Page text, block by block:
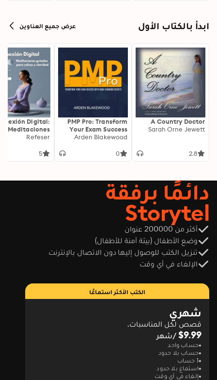
ابدأ بالكتاب الأول عرض جميع العناوين
A Country Doctor
Sarah Orne Jewett
2.8
PMP Pro: Transform
Your Exam Success
with Game-Changing
PMP exam results!
performance on test
day."
Arden Blakewood
0
Digital:
Meditaciones
para Calma y
Refeser
5
دائمًا برفقة
Storytel
أكثر من 200000 عنوان
وضع الأطفال (بيئة آمنة للأطفال)
تنزيل الكتب للوصول إليها دون الاتصال بالإنترنت
الإلغاء في أي وقت
الكتب الأكثر استماعًا
شهري
قصص لكل المناسبات.
$9.99 /شهر
حساب واحد
حساب بلا حدود
1 حساب
استماع بلا حدود
إلغاء في أي وقت